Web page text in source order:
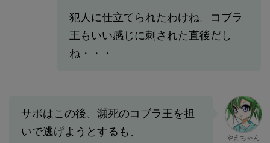
犯人に仕立てられたわけね。コブラ
王もいい感じに刺された直後だし
ね・・・
サボはこの後、瀕死のコブラ王を担
いで逃げようとするも、
やえちゃん